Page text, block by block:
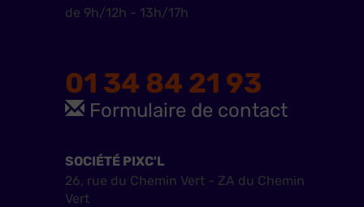
de 9h/12h - 13h/17h
01 34 84 21 93
Formulaire de contact
SOCIÉTÉ PIXC'L
26, rue du Chemin Vert - ZA du Chemin
Vert